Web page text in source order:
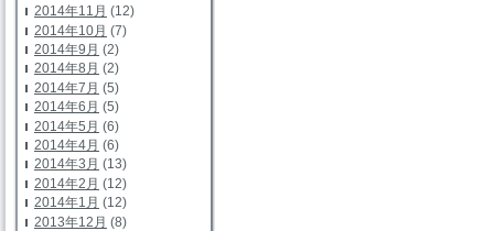
2014年11月 (12)
2014年10月 (7)
2014年9月 (2)
2014年8月 (2)
2014年7月 (5)
2014年6月 (5)
2014年5月 (6)
2014年4月 (6)
2014年3月 (13)
2014年2月 (12)
2014年1月 (12)
2013年12月 (8)